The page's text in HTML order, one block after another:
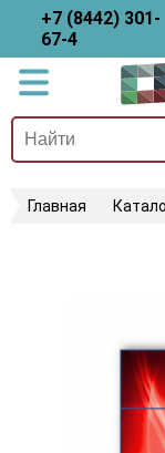
+7 (8442) 301-
67-4
Главная